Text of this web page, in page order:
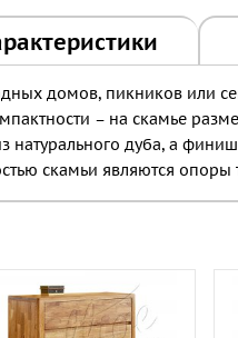
домов, пикников или
– на скамье
натурального дуба, а
скамьи являются